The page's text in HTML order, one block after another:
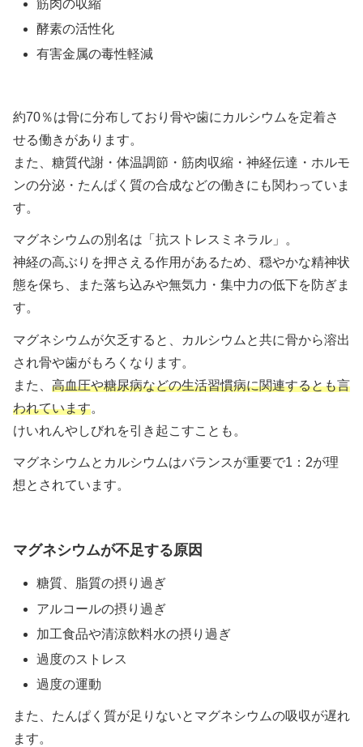
筋肉の収縮
酵素の活性化
有害金属の毒性軽減
約70％は骨に分布しており骨や歯にカルシウムを定着さ
せる働きがあります。
また、糖質代謝・体温調節・筋肉収縮・神経伝達・ホルモ
ンの分泌・たんぱく質の合成などの働きにも関わっていま
す。
マグネシウムの別名は「抗ストレスミネラル」。
神経の高ぶりを押さえる作用があるため、穏やかな精神状
態を保ち、また落ち込みや無気力・集中力の低下を防ぎま
す。
マグネシウムが欠乏すると、カルシウムと共に骨から溶出
され骨や歯がもろくなります。
また、 高血圧や糖尿病などの生活習慣病に関連するとも言
われています。
けいれんやしびれを引き起こすことも。
マグネシウムとカルシウムはバランスが重要で1：2が理
想とされています。
マグネシウムが不足する原因
糖質、脂質の摂り過ぎ
アルコールの摂り過ぎ
加工食品や清涼飲料水の摂り過ぎ
過度のストレス
過度の運動
また、たんぱく質が足りないとマグネシウムの吸収が遅れ
ます。